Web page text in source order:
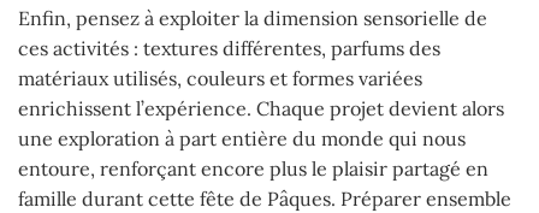
Enfin, pensez à exploiter la dimension sensorielle de
ces activités : textures différentes, parfums des
matériaux utilisés, couleurs et formes variées
enrichissent l’expérience. Chaque projet devient alors
une exploration à part entière du monde qui nous
entoure, renforçant encore plus le plaisir partagé en
famille durant cette fête de Pâques. Préparer ensemble